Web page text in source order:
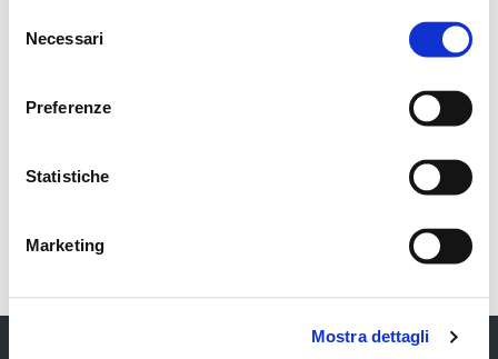
delNecessari
Preferenze
Statistiche
Marketing
Mostra dettagli
02_AscopiaveASS-2019-04-23-ConvocazioneCOS-
Torna indietro